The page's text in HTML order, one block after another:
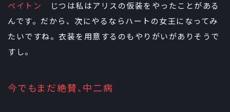
ペイトン じつは私はアリスの仮装をやったことがある
んです。だから、次にやるならハートの女王になってみ
たいですね。衣装を用意するのもやりがいがありそうで
すし。
今でもまだ絶賛、中二病